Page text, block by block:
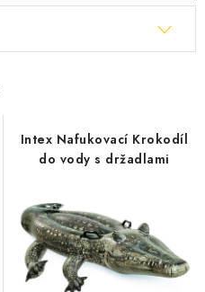
Intex Nafukovací Krokodíl
do vody s držadlami